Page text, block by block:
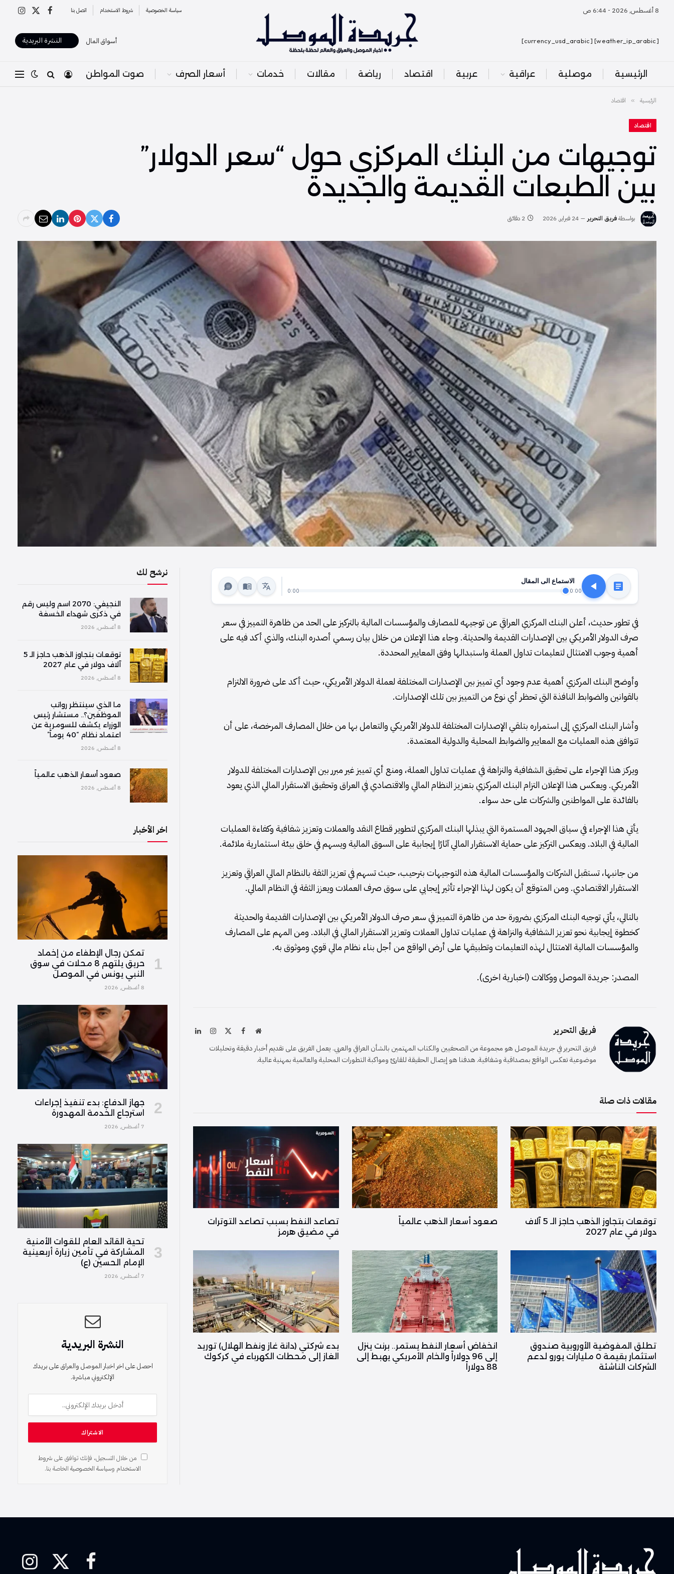
8 أغسطس, 2026 - 6:44 ص سياسة الخصوصية شروط الاستخدام اتصل بنا فيسبوك
X
[weather_ip_arabic] [currency_usd_arabic] أسواق المال النشرة البريدية
الرئيسية موصلية عراقية عربية اقتصاد رياضة مقالات خدمات أسعار الصرف صوت المواطن
الرئيسية » اقتصاد
اقتصاد
توجيهات من البنك المركزي حول “سعر الدولار”
بين الطبعات القديمة والجديدة
بواسطةفريق التحرير 24 فبراير, 2026 2 دقائق
الاستماع الى المقال
0:00
0:00
في تطور حديث، أعلن البنك المركزي العراقي عن توجيهه للمصارف والمؤسسات المالية بالتركيز على الحد من ظاهرة التمييز في سعر
صرف الدولار الأمريكي بين الإصدارات القديمة والحديثة. وجاء هذا الإعلان من خلال بيان رسمي أصدره البنك، والذي أكد فيه على
أهمية وجوب الامتثال لتعليمات تداول العملة واستبدالها وفق المعايير المحددة.
وأوضح البنك المركزي أهمية عدم وجود أي تمييز بين الإصدارات المختلفة لعملة الدولار الأمريكي، حيث أكد على ضرورة الالتزام
بالقوانين والضوابط النافذة التي تحظر أي نوع من التمييز بين تلك الإصدارات.
وأشار البنك المركزي إلى استمراره بتلقي الإصدارات المختلفة للدولار الأمريكي والتعامل بها من خلال المصارف المرخصة، على أن
تتوافق هذه العمليات مع المعايير والضوابط المحلية والدولية المعتمدة.
ويركز هذا الإجراء على تحقيق الشفافية والنزاهة في عمليات تداول العملة، ومنع أي تمييز غير مبرر بين الإصدارات المختلفة للدولار
الأمريكي. ويعكس هذا الإعلان التزام البنك المركزي بتعزيز النظام المالي والاقتصادي في العراق وتحقيق الاستقرار المالي الذي يعود
بالفائدة على المواطنين والشركات على حد سواء.
يأتي هذا الإجراء في سياق الجهود المستمرة التي يبذلها البنك المركزي لتطوير قطاع النقد والعملات وتعزيز شفافية وكفاءة العمليات
المالية في البلاد. ويعكس التركيز على حماية الاستقرار المالي آثارًا إيجابية على السوق المالية ويسهم في خلق بيئة استثمارية ملائمة.
من جانبها، تستقبل الشركات والمؤسسات المالية هذه التوجيهات بترحيب، حيث تسهم في تعزيز الثقة بالنظام المالي العراقي وتعزيز
الاستقرار الاقتصادي. ومن المتوقع أن يكون لهذا الإجراء تأثير إيجابي على سوق صرف العملات ويعزز الثقة في النظام المالي.
بالتالي، يأتي توجيه البنك المركزي بضرورة حد من ظاهرة التمييز في سعر صرف الدولار الأمريكي بين الإصدارات القديمة والحديثة
كخطوة إيجابية نحو تعزيز الشفافية والنزاهة في عمليات تداول العملات وتعزيز الاستقرار المالي في البلاد. ومن المهم على المصارف
والمؤسسات المالية الامتثال لهذه التعليمات وتطبيقها على أرض الواقع من أجل بناء نظام مالي قوي وموثوق به.
المصدر: جريدة الموصل ووكالات (اخبارية اخرى).
فريق التحرير
موقعفيسبوك الانستغرام
لينكدإن
فريق التحرير في جريدة الموصل هو مجموعة من الصحفيين والكتاب المهتمين بالشأن العراقي والعربي. يعمل الفريق على تقديم أخبار دقيقة وتحليلات
موضوعية تعكس الواقع بمصداقية وشفافية. هدفنا هو إيصال الحقيقة للقارئ ومواكبة التطورات المحلية والعالمية بمهنية عالية.
مقالات ذات صلة
توقعات بتجاوز الذهب حاجز الـ 5 آلاف
دولار في عام 2027
صعود أسعار الذهب عالمياً
تصاعد النفط بسبب تصاعد التوترات
في مضيق هرمز
تطلق المفوضية الأوروبية صندوق
استثمار بقيمة ٥ مليارات يورو لدعم
الشركات الناشئة
انخفاض أسعار النفط يستمر.. برنت ينزل
إلى 96 دولاراً والخام الأمريكي يهبط إلى
88 دولاراً
بدء شركتي (دانة غاز ونفط الهلال) توريد
الغاز إلى محطات الكهرباء في كركوك
نرشح لك
النجيفي: 2070 اسم وليس رقم
في ذكرى شهداء الخسفة
8 أغسطس, 2026
توقعات بتجاوز الذهب حاجز الـ 5
آلاف دولار في عام 2027
8 أغسطس, 2026
ما الذي سينتظر رواتب
الموظفين؟.. مستشار رئيس
الوزراء يكشف للسومرية عن
اعتماد نظام “40 يوماً”
8 أغسطس, 2026
صعود أسعار الذهب عالمياً
8 أغسطس, 2026
اخر الأخبار
تمكن رجال الإطفاء من إخماد
حريق يلتهم 8 محلات في سوق
النبي يونس في الموصل
8 أغسطس, 2026
جهاز الدفاع: بدء تنفيذ إجراءات
استرجاع الخدمة المهدورة
7 أغسطس, 2026
تحية القائد العام للقوات الأمنية
المشاركة في تأمين زيارة أربعينية
الإمام الحسين (ع)
7 أغسطس, 2026
النشرة البريدية
احصل على اخر اخبار الموصل والعراق على بريدك
الإلكتروني مباشرة.
من خلال التسجيل، فإنك توافق على شروط
الاستخدام وسياسة الخصوصية الخاصة بنا.
فيسبوك
X
الانستغرام